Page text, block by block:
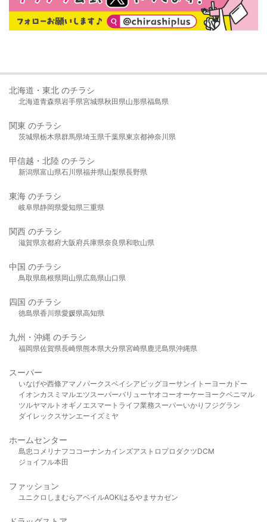
北海道・東北 のチラシ
北海道青森県岩手県宮城県秋田県山形県福島県
関東 のチラシ
茨城県栃木県群馬県埼玉県千葉県東京都神奈川県
甲信越・北陸 のチラシ
新潟県富山県石川県福井県山梨県長野県
東海 のチラシ
岐阜県静岡県愛知県三重県
関西 のチラシ
滋賀県京都府大阪府兵庫県奈良県和歌山県
中国 のチラシ
鳥取県島根県岡山県広島県山口県
四国 のチラシ
徳島県香川県愛媛県高知県
九州・沖縄 のチラシ
福岡県佐賀県長崎県熊本県大分県宮崎県鹿児島県沖縄県
スーパー
いなげや西條アマノパークスベイシア ビッグヨーサンイトーヨーカドー
イオンカスミ マルエツスーパーバリューヤオコーオーケー ヨークベニマル
ツルヤマルト オギノ エスマート ライフ業務スーパーいかり フジグラン
ダイレックスサンエーイズミヤ
ホームセンター
島忠 コメリ ナフコ コーナンカインズアストロプロダクツDCM
ジョイフル本田
ファッション
ユニクロ しまむら アベイルAOKIはるやま サカゼン